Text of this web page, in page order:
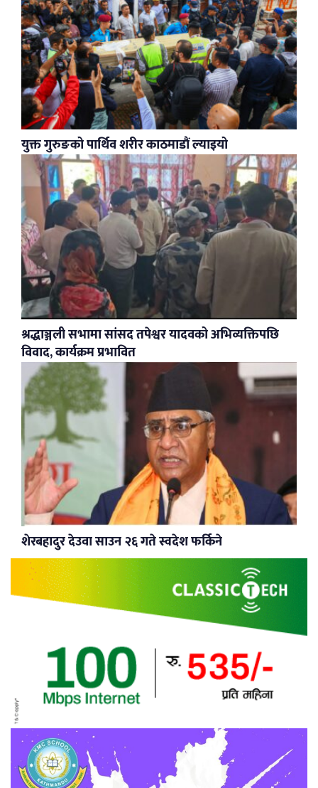
युक्त गुरुङको पार्थिव शरीर काठमाडौं ल्याइयो
श्रद्धाञ्जली सभामा सांसद तपेश्वर यादवको अभिव्यक्तिपछि
विवाद, कार्यक्रम प्रभावित
शेरबहादुर देउवा साउन २६ गते स्वदेश फर्किने